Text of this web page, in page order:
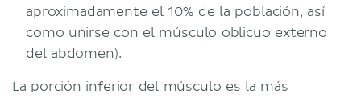
aproximadamente el 10% de la población, así
como unirse con el músculo oblicuo externo
del abdomen).
La porción inferior del músculo es la más